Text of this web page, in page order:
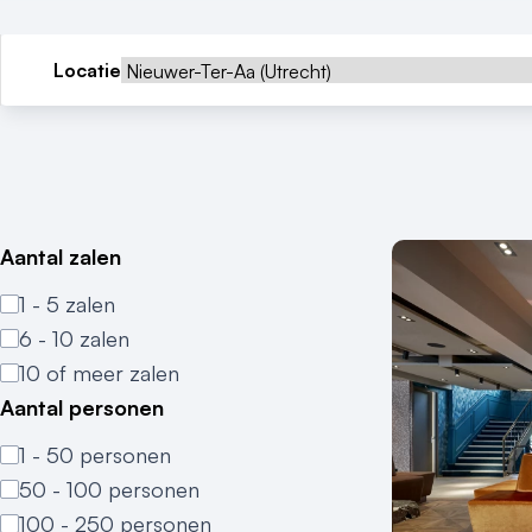
Locatie
Aantal zalen
1 - 5 zalen
6 - 10 zalen
10 of meer zalen
Aantal personen
1 - 50 personen
50 - 100 personen
100 - 250 personen